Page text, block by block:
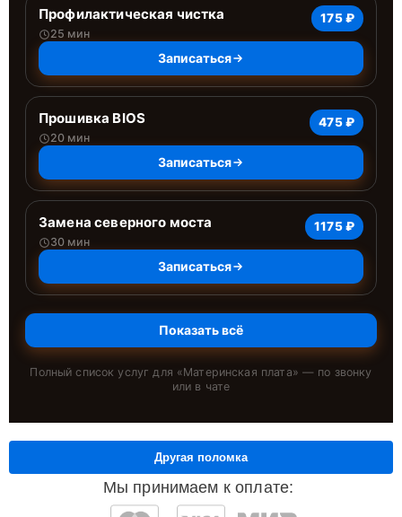
Профилактическая чистка
25 мин
175 ₽
Записаться
Прошивка BIOS
20 мин
475 ₽
Записаться
Замена северного моста
30 мин
1175 ₽
Записаться
Показать всё
Полный список услуг для «Материнская плата» — по звонку
или в чате
Мы принимаем к оплате:
Другая поломка